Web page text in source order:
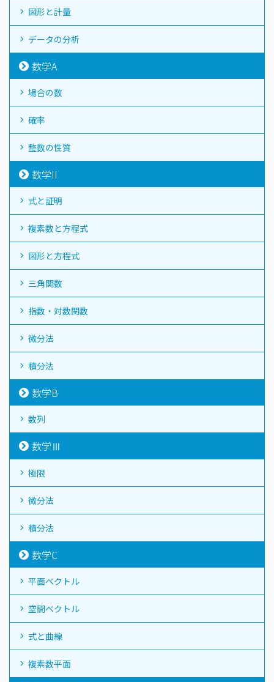
図形と計量
データの分析
数学A
場合の数
確率
整数の性質
数学II
式と証明
複素数と方程式
図形と方程式
三角関数
指数・対数関数
微分法
積分法
数学B
数列
数学Ⅲ
極限
微分法
積分法
数学C
平面ベクトル
空間ベクトル
式と曲線
複素数平面